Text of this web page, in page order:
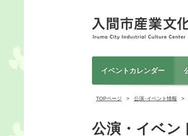
イベントカレンダー
TOPページ 公演･イベント情報
公演・イベン